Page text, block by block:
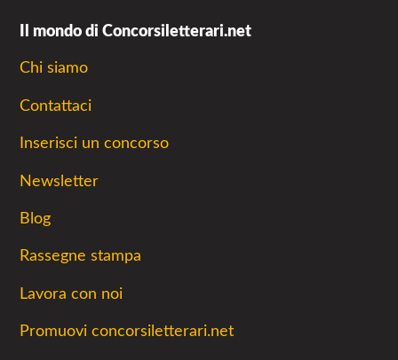
Il mondo di Concorsiletterari.net
Chi siamo
Contattaci
Inserisci un concorso
Newsletter
Blog
Rassegne stampa
Lavora con noi
Promuovi concorsiletterari.net